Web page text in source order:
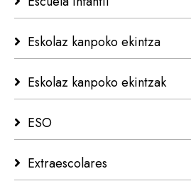
Eskolaz kanpoko ekintza
Eskolaz kanpoko ekintzak
ESO
Extraescolares